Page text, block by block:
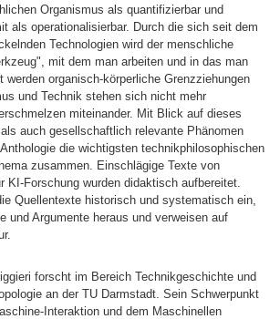
Organismus als quantifizierbar und
als operationalisierbar. Durch die sich seit dem
Technologien wird der menschliche
mit dem man arbeiten und in das man
werden organisch-körperliche Grenzziehungen
und Technik stehen sich nicht mehr
miteinander. Mit Blick auf dieses
auch gesellschaftlich relevante Phänomen
die wichtigsten technikphilosophischen
zusammen. Einschlägige Texte von
KI-Forschung wurden didaktisch aufbereitet.
Quellentexte historisch und systematisch ein,
und Argumente heraus und verweisen auf
forscht im Bereich Technikgeschichte und
an der TU Darmstadt. Sein Schwerpunkt
Interaktion und dem Maschinellen